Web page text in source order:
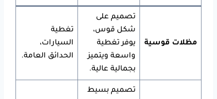
مظلات قوسية
تصميم على
شكل قوس،
يوفر تغطية
واسعة ويتميز
بجمالية عالية.
تغطية
السيارات،
الحدائق العامة.
تصميم بسيط